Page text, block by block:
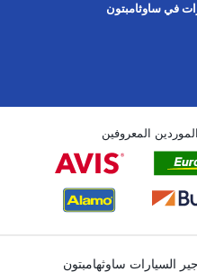
في ساوثامبتون
المعروفين
السيارات ساوثهامبتون